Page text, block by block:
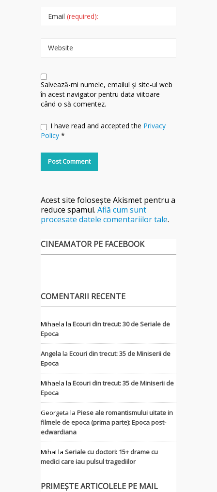
Email (required):
Website
Salvează-mi numele, emailul și site-ul web
în acest navigator pentru data viitoare
când o să comentez.
I have read and accepted the Privacy
Policy *
Acest site folosește Akismet pentru a
reduce spamul. Află cum sunt
procesate datele comentariilor tale.
CINEAMATOR PE FACEBOOK
COMENTARII RECENTE
Mihaela la Ecouri din trecut: 30 de Seriale de
Epoca
Angelala Ecouri din trecut: 35 de Miniserii de
Epoca
Mihaela la Ecouri din trecut: 35 de Miniserii de
Epoca
Georgeta la Piese ale romantismului uitate in
filmele de epoca (prima parte): Epoca post-
edwardiana
MihaI la Seriale cu doctori: 15+ drame cu
medici care iau pulsul tragediilor
PRIMEȘTE ARTICOLELE PE MAIL